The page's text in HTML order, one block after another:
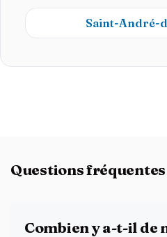
Saint-André-
Questions fréquentes
Combien y a-t-il de